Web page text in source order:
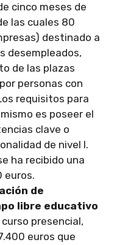
cinco meses de
las cuales 80
destinado a
desempleados,
de las plazas
personas con
requisitos para
es poseer el
clave o
de nivel I.
ha recibido una
euros.
de
libre educativo
curso presencial,
euros que